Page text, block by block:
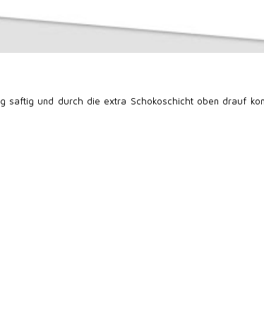
saftig und durch die extra Schokoschicht oben drauf